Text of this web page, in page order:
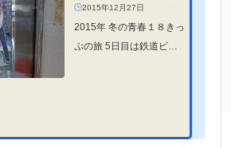
リ５スタンプラリー 上毛電
気鉄...
2015年12月27日
2015年 冬の青春１８きっ
ぷの旅 5日目は鉄道ビッ